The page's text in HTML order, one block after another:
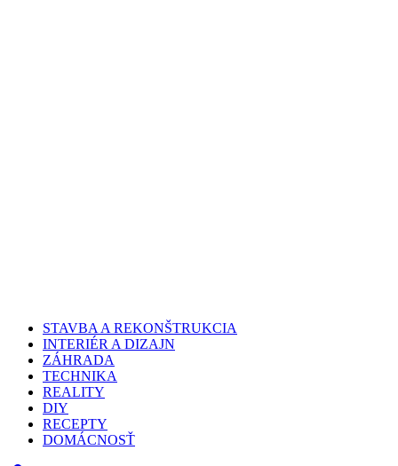
STAVBA A REKONŠTRUKCIA
INTERIÉR A DIZAJN
ZÁHRADA
TECHNIKA
REALITY
DIY
RECEPTY
DOMÁCNOSŤ